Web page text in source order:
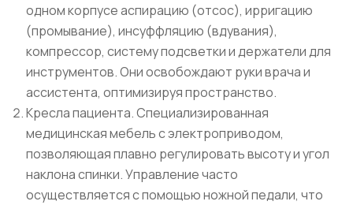
одном корпусе аспирацию (отсос), ирригацию
(промывание), инсуффляцию (вдувания),
компрессор, систему подсветки и держатели для
инструментов. Они освобождают руки врача и
ассистента, оптимизируя пространство.
Кресла пациента. Специализированная
медицинская мебель с электроприводом,
позволяющая плавно регулировать высоту и угол
наклона спинки. Управление часто
осуществляется с помощью ножной педали, что